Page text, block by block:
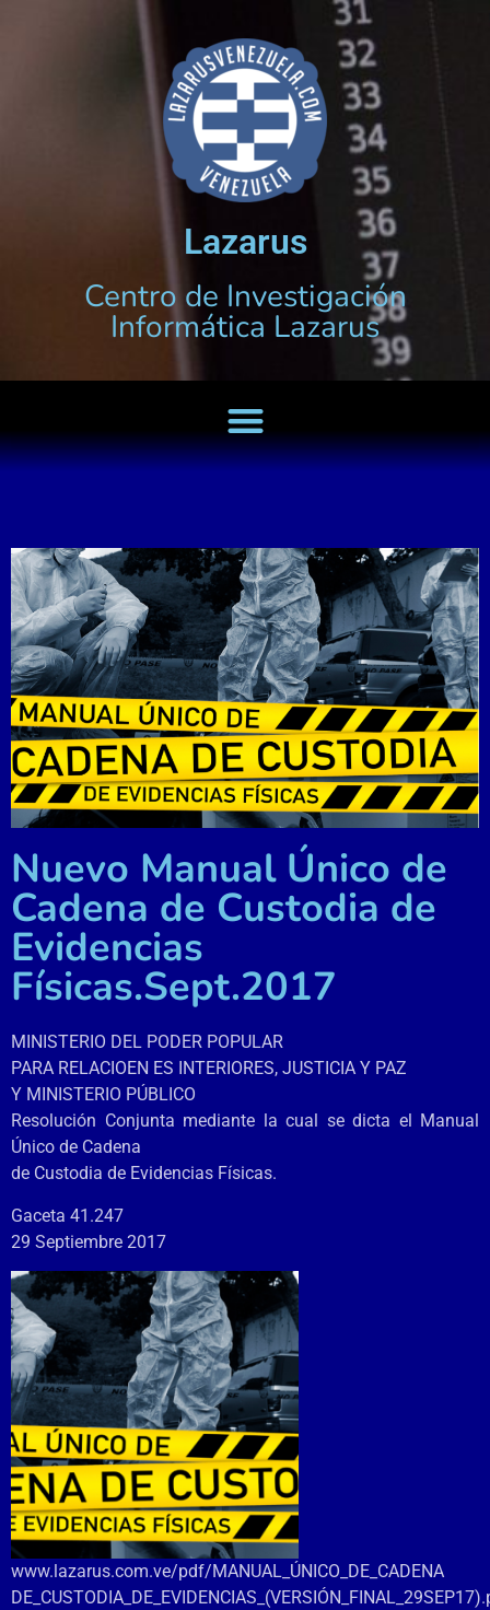
Lazarus
Centro de Investigación
Informática Lazarus
Nuevo Manual Único de
Cadena de Custodia de
Evidencias
Físicas.Sept.2017
MINISTERIO DEL PODER POPULAR
PARA RELACIOEN ES INTERIORES, JUSTICIA Y PAZ
Y MINISTERIO PÚBLICO
Resolución Conjunta mediante la cual se dicta el Manual
Único de Cadena
de Custodia de Evidencias Físicas.
Gaceta 41.247
29 Septiembre 2017
www.lazarus.com.ve/pdf/MANUAL_ÚNICO_DE_CADENA